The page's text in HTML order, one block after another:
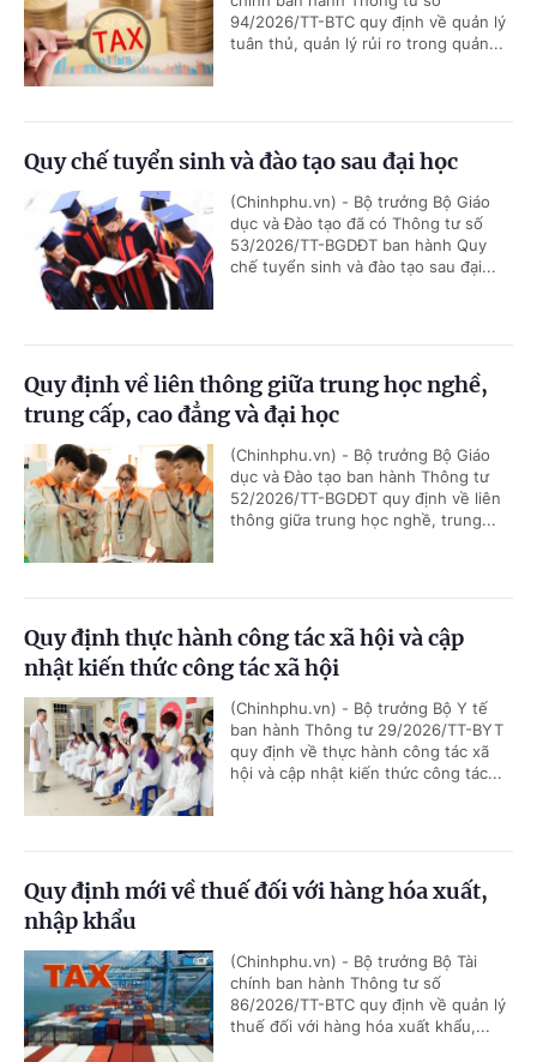
94/2026/TT-BTC quy định về quản lý
tuân thủ, quản lý rủi ro trong quản...
Quy chế tuyển sinh và đào tạo sau đại học
(Chinhphu.vn) - Bộ trưởng Bộ Giáo
dục và Đào tạo đã có Thông tư số
53/2026/TT-BGDĐT ban hành Quy
chế tuyển sinh và đào tạo sau đại...
Quy định về liên thông giữa trung học nghề,
trung cấp, cao đẳng và đại học
(Chinhphu.vn) - Bộ trưởng Bộ Giáo
dục và Đào tạo ban hành Thông tư
52/2026/TT-BGDĐT quy định về liên
thông giữa trung học nghề, trung...
Quy định thực hành công tác xã hội và cập
nhật kiến thức công tác xã hội
(Chinhphu.vn) - Bộ trưởng Bộ Y tế
ban hành Thông tư 29/2026/TT-BYT
quy định về thực hành công tác xã
hội và cập nhật kiến thức công tác...
Quy định mới về thuế đối với hàng hóa xuất,
nhập khẩu
(Chinhphu.vn) - Bộ trưởng Bộ Tài
chính ban hành Thông tư số
86/2026/TT-BTC quy định về quản lý
thuế đối với hàng hóa xuất khẩu,...